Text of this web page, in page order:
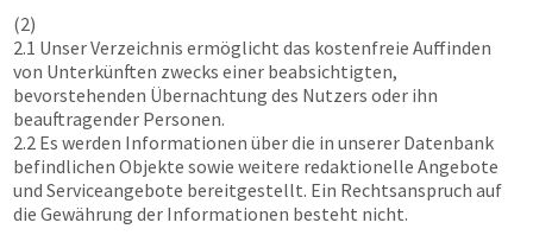
(2)
2.1 Unser Verzeichnis ermöglicht das kostenfreie Auffinden
von Unterkünften zwecks einer beabsichtigten,
bevorstehenden Übernachtung des Nutzers oder ihn
beauftragender Personen.
2.2 Es werden Informationen über die in unserer Datenbank
befindlichen Objekte sowie weitere redaktionelle Angebote
und Serviceangebote bereitgestellt. Ein Rechtsanspruch auf
die Gewährung der Informationen besteht nicht.